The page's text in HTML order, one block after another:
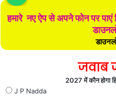
हमारे नए ऐप से अपने फोन पर
जवाब
2027 में कौन होगा
J P Nadda